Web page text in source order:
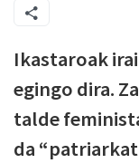
Ikastaroak
egingo dira.
talde
da